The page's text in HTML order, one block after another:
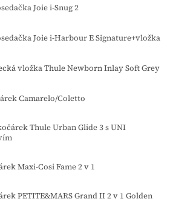
Joie i-Snug 2
Joie i-Harbour E Signature+vložka
vložka Thule Newborn Inlay Soft Grey
Camarelo/Coletto
Thule Urban Glide 3 s UNI
Maxi-Cosi Fame 2 v 1
PETITE&MARS Grand II 2 v 1 Golden